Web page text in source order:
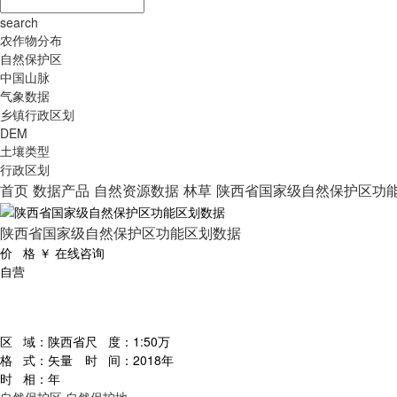
search
农作物分布
自然保护区
中国山脉
气象数据
乡镇行政区划
DEM
土壤类型
行政区划
首页 数据产品 自然资源数据 林草 陕西省国家级自然保护区功
陕西省国家级自然保护区功能区划数据
价 格 ￥ 在线咨询
自营
区 域： 陕西省尺 度： 1:50万
格 式： 矢量 时 间： 2018年
时 相： 年